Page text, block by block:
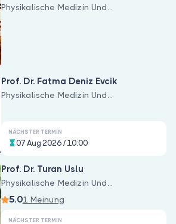
Physikalische Medizin Und
Rehabilitation
Prof. Dr. Fatma Deniz Evcik
Physikalische Medizin Und
NÄCHSTER TERMIN
07 Aug 2026 / 10:00
Prof. Dr. Turan Uslu
Physikalische Medizin Und
Rehabilitation
5.01 Meinung
NÄCHSTER TERMIN